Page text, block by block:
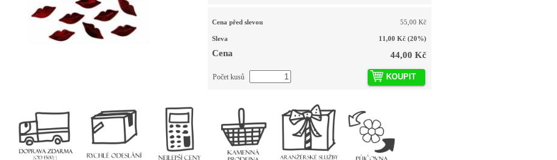
Cena před slevou 55,00 Kč
Sleva 11,00 Kč (20%)
Cena 44,00 Kč
KOUPIT
Počet kusů